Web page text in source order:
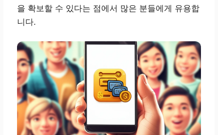
을 확보할 수 있다는 점에서 많은 분들에게 유용합
니다.